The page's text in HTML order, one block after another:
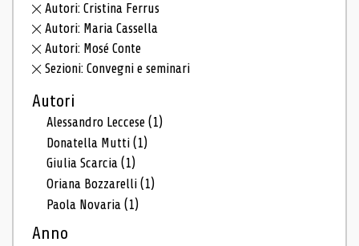
Autori: Cristina Ferrus
Autori: Maria Cassella
Autori: Mosé Conte
Sezioni: Convegni e seminari
Autori
Alessandro Leccese(1)
Donatella Mutti(1)
Giulia Scarcia(1)
Oriana Bozzarelli(1)
Paola Novaria(1)
Anno